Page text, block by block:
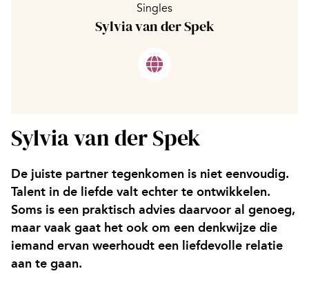
Singles
Sylvia van der Spek
Sylvia van der Spek
De juiste partner tegenkomen is niet eenvoudig.
Talent in de liefde valt echter te ontwikkelen.
Soms is een praktisch advies daarvoor al genoeg,
maar vaak gaat het ook om een denkwijze die
iemand ervan weerhoudt een liefdevolle relatie
aan te gaan.